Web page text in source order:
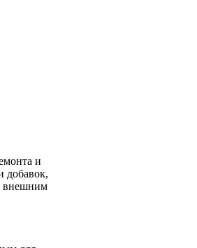
и
добавок,
внешним